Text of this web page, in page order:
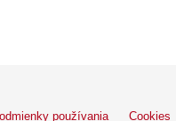
používania Cookies